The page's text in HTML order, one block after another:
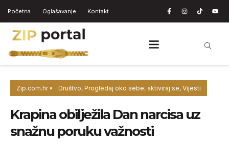
Početna Oglašavanje Kontakt
Zip.com.hr Društvo, Progledaj oko sebe, aktiviraj se, Vijesti
Krapina obilježila Dan narcisa uz
snažnu poruku važnosti